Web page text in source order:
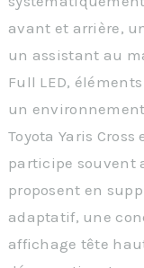
avant et arrière,
un assistant au
Full LED,
un
Toyota Yaris
participe souvent
proposent en
adaptatif, une
affichage tête